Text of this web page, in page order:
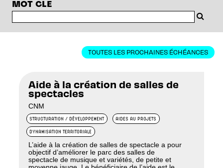
MOT CLE
TOUTES LES PROCHAINES ÉCHÉANCES
Aide à la création de salles de
spectacles
CNM
STRUCTURATION / DÉVELOPPEMENT AIDES AU PROJETS
DYNAMISATION TERRITORIALE
L’aide à la création de salles de spectacle a pour
objectif d’améliorer le parc des salles de
spectacle de musique et variétés, de petite et